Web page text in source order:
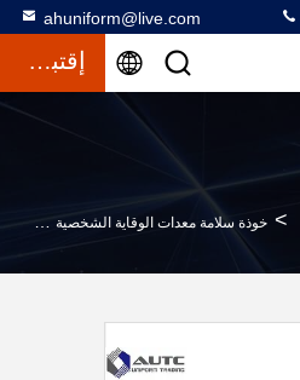
ahuniform@live.com
إقتباس
> خوذة سلامة معدات الوقاية الشخصية >